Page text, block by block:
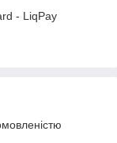
- LiqPay